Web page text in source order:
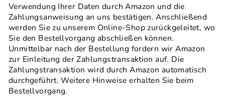
Verwendung Ihrer Daten durch Amazon und die
Zahlungsanweisung an uns bestätigen. Anschließend
werden Sie zu unserem Online-Shop zurückgeleitet, wo
Sie den Bestellvorgang abschließen können.
Unmittelbar nach der Bestellung fordern wir Amazon
zur Einleitung der Zahlungstransaktion auf. Die
Zahlungstransaktion wird durch Amazon automatisch
durchgeführt. Weitere Hinweise erhalten Sie beim
Bestellvorgang.